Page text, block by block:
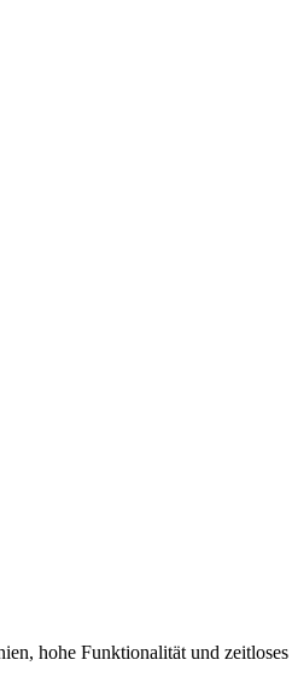
hohe Funktionalität und